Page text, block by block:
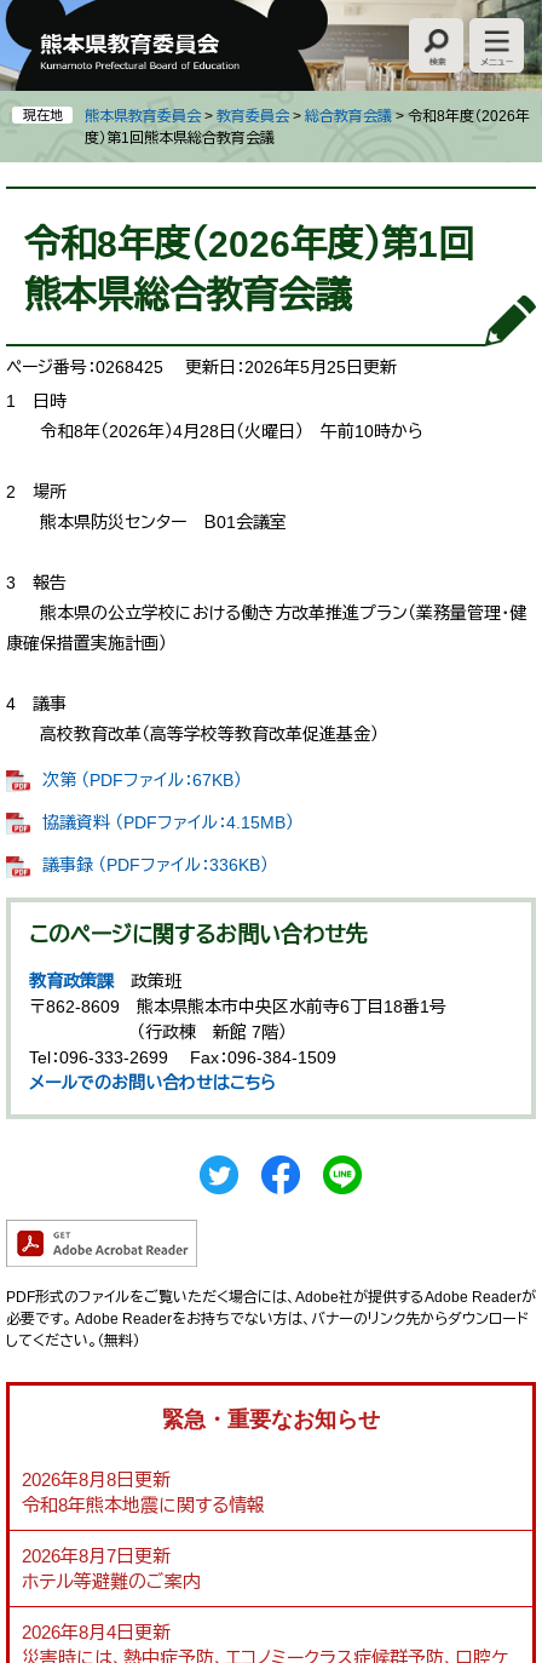
ペ
ー
ジ
の
先
で
す
メ
ニ
ュ
ー
を
ば
し
現在地 熊本県教育委員会 > 教育委員会 > 総合教育会議 > 令和8年度（2026年
度）第1回熊本県総合教育会議
令和8年度（2026年度）第1回
熊本県総合教育会議
ページ番号：0268425
更新日：2026年5月25日更新
1 日時
令和8年（2026年）4月28日（火曜日） 午前10時から
2 場所
熊本県防災センター Ｂ01会議室
3 報告
熊本県の公立学校における働き方改革推進プラン（業務量管理・健
康確保措置実施計画）
4 議事
高校教育改革（高等学校等教育改革促進基金）
次第 （PDFファイル：67KB）
協議資料 （PDFファイル：4.15MB）
議事録 （PDFファイル：336KB）
このページに関するお問い合わせ先
教育政策課
政策班
〒862-8609
熊本県熊本市中央区水前寺6丁目18番1号
（行政棟 新館 7階）
Tel：096-333-2699
Fax：096-384-1509
メールでのお問い合わせはこちら
PDF形式のファイルをご覧いただく場合には、Adobe社が提供するAdobe Readerが
必要です。 Adobe Readerをお持ちでない方は、バナーのリンク先からダウンロード
してください。（無料）
緊急・重要なお知らせ
2026年8月8日更新
令和8年熊本地震に関する情報
2026年8月7日更新
ホテル等避難のご案内
2026年8月4日更新
災害時には、熱中症予防、エコノミークラス症候群予防、口腔ケ